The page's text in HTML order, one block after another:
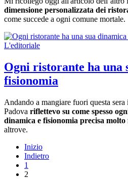
dimensione personalizzata dei
come succede a ogni comune mortale.
L'editoriale
Ogni ristorante ha una
fisionomia
Andando a mangiare fuori questa sera
Padova riflettevo su come spesso
dinamica e fisionomia precisa molto
altrove.
Inizio
Indietro
1
2